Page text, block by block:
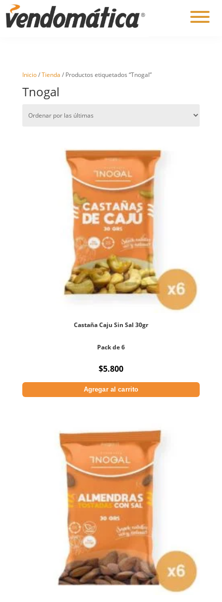
Inicio/Tienda / Productos etiquetados “Tnogal”
Tnogal
Castaña Caju Sin Sal 30gr
Pack de 6
$5.800
Agregar al carrito